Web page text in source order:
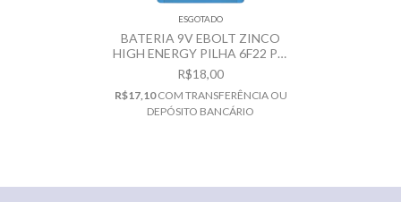
ESGOTADO
BATERIA 9V EBOLT ZINCO
HIGH ENERGY PILHA 6F22 PS-
012
R$18,00
R$17,10COM TRANSFERÊNCIA OU
DEPÓSITO BANCÁRIO